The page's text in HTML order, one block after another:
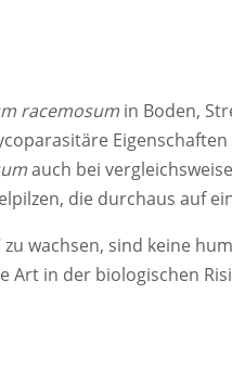
racemosum in Boden,
auch bei
die durchaus auf
wachsen, sind keine
Art in der biologischen